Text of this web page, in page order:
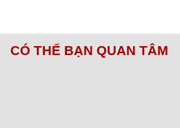
CÓ THỂ BẠN QUAN TÂM